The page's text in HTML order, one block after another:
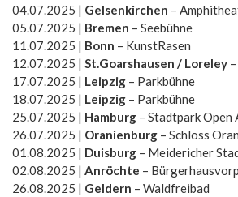
04.07.2025 | Gelsenkirchen –
05.07.2025 | Bremen – Seebühne
11.07.2025 | Bonn – KunstRasen
12.07.2025 | St.Goarshausen / Loreley
17.07.2025 | Leipzig – Parkbühne
18.07.2025 | Leipzig – Parkbühne
25.07.2025 | Hamburg – Stadtpark Open
26.07.2025 | Oranienburg – Schloss
01.08.2025 | Duisburg – Meidericher
02.08.2025 | Anröchte –
26.08.2025 | Geldern – Waldfreibad